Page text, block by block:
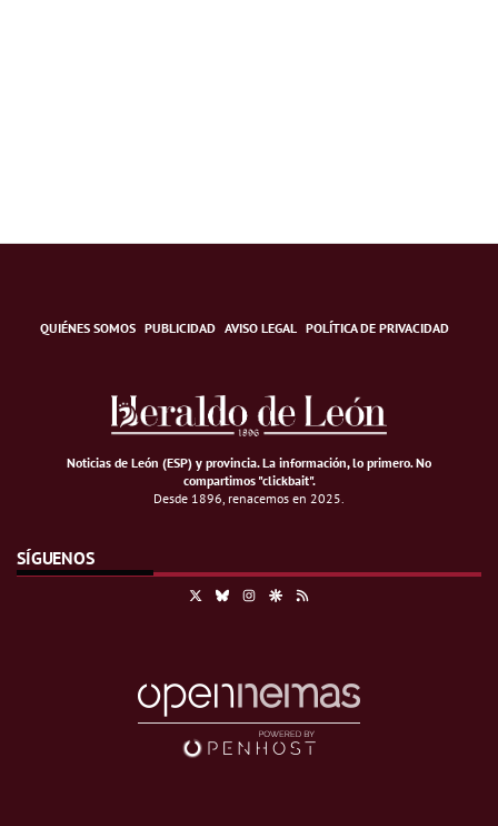
QUIÉNES SOMOS PUBLICIDAD AVISO LEGAL POLÍTICA DE PRIVACIDAD
Noticias de León (ESP) y provincia. La información, lo primero.No
compartimos "clickbait".
Desde 1896, renacemos en 2025.
SÍGUENOS
BlueskyInstagramGoogle Discover